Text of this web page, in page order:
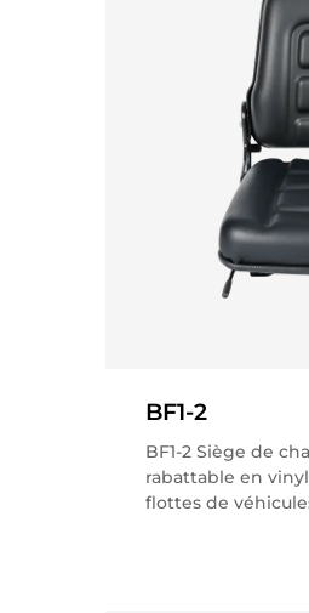
BF1-2
BF1-2 Siège de
rabattable en
flottes de